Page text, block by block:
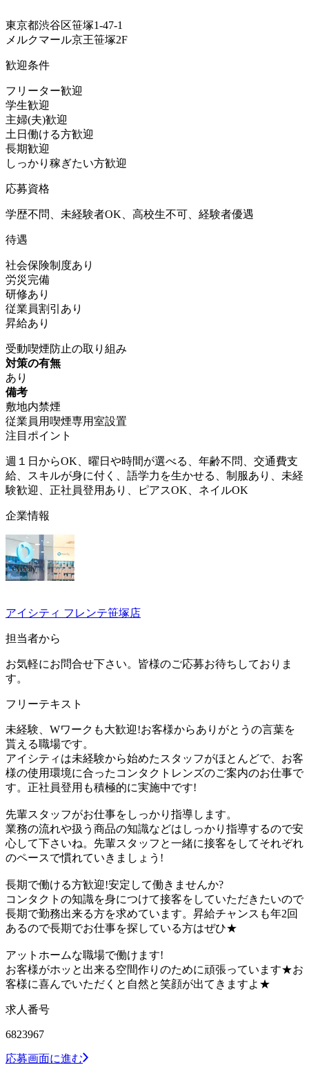
東京都渋谷区笹塚1-47-1
メルクマール京王笹塚2F
歓迎条件
フリーター歓迎
学生歓迎
主婦(夫)歓迎
土日働ける方歓迎
長期歓迎
しっかり稼ぎたい方歓迎
応募資格
学歴不問、未経験者OK、高校生不可、経験者優遇
待遇
社会保険制度あり
労災完備
研修あり
従業員割引あり
昇給あり
受動喫煙防止の取り組み
対策の有無
あり
備考
敷地内禁煙
従業員用喫煙専用室設置
注目ポイント
週１日からOK、曜日や時間が選べる、年齢不問、交通費支
給、スキルが身に付く、語学力を生かせる、制服あり、未経
験歓迎、正社員登用あり、ピアスOK、ネイルOK
企業情報
アイシティ フレンテ笹塚店
担当者から
お気軽にお問合せ下さい。皆様のご応募お待ちしておりま
す。
フリーテキスト
未経験、Wワークも大歓迎!お客様からありがとうの言葉を
貰える職場です。
アイシティは未経験から始めたスタッフがほとんどで、お客
様の使用環境に合ったコンタクトレンズのご案内のお仕事で
す。正社員登用も積極的に実施中です!
先輩スタッフがお仕事をしっかり指導します。
業務の流れや扱う商品の知識などはしっかり指導するので安
心して下さいね。先輩スタッフと一緒に接客をしてそれぞれ
のペースで慣れていきましょう!
長期で働ける方歓迎!安定して働きませんか?
コンタクトの知識を身につけて接客をしていただきたいので
長期で勤務出来る方を求めています。昇給チャンスも年2回
あるので長期でお仕事を探している方はぜひ★
アットホームな職場で働けます!
お客様がホッと出来る空間作りのために頑張っています★お
客様に喜んでいただくと自然と笑顔が出てきますよ★
求人番号
6823967
応募画面に進む